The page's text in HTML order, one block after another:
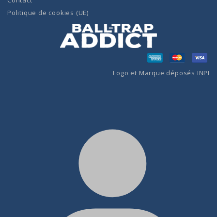
Politique de cookies (UE)
Logo et Marque déposés INPI